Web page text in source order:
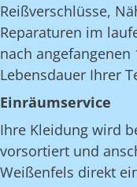
Reißverschlüsse,
Reparaturen im
nach
Lebensdauer Ihrer
Einräumservice
Ihre Kleidung wird
vorsortiert und
Weißenfels direkt